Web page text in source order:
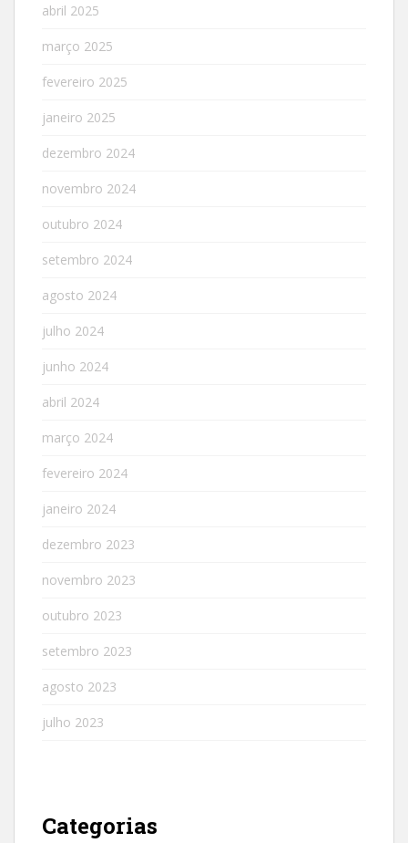
abril 2025
março 2025
fevereiro 2025
janeiro 2025
dezembro 2024
novembro 2024
outubro 2024
setembro 2024
agosto 2024
julho 2024
junho 2024
abril 2024
março 2024
fevereiro 2024
janeiro 2024
dezembro 2023
novembro 2023
outubro 2023
setembro 2023
agosto 2023
julho 2023
Categorias